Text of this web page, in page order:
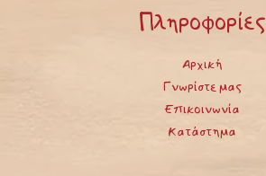
Πληροφορίες
Αρχική
Γνωρίστε μας
Επικοινωνία
Κατάστημα